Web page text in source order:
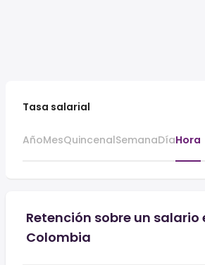
Tasa salarial
AñoMesQuincenalSemanaDíaHora
Retención sobre un salario
Colombia